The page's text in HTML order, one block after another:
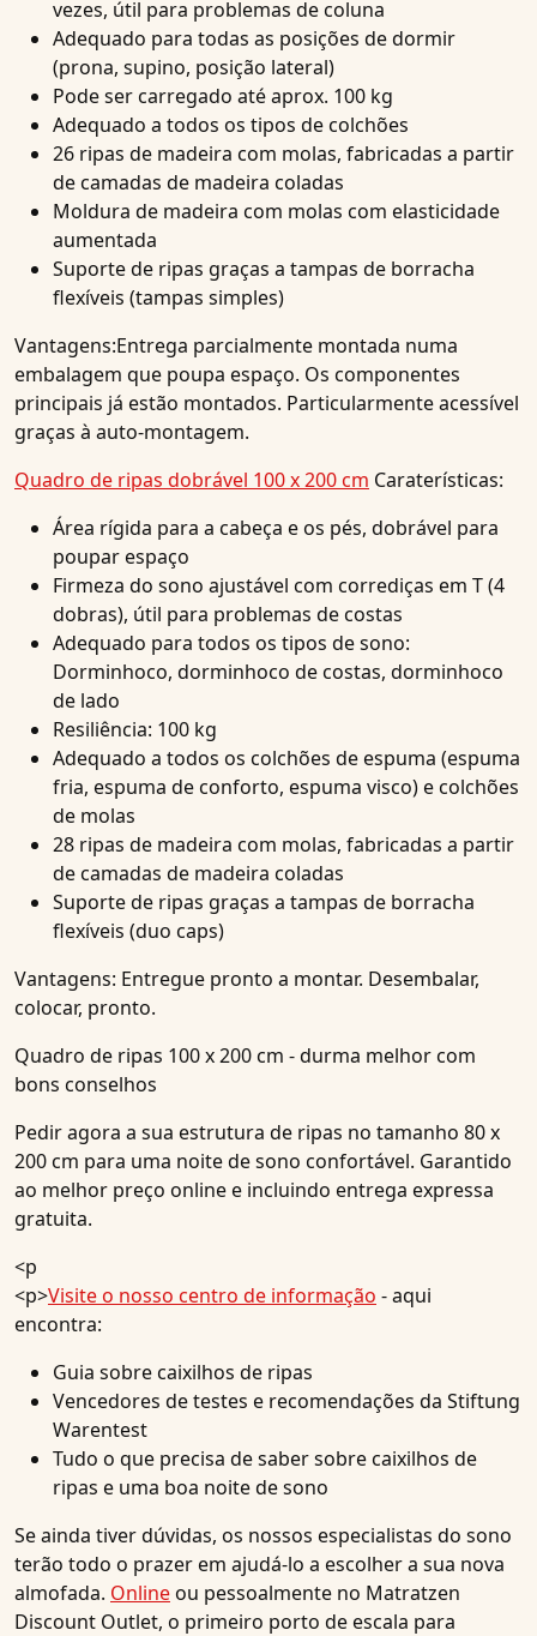
vezes, útil para problemas de coluna
Adequado para todas as posições de dormir
(prona, supino, posição lateral)
Pode ser carregado até aprox. 100 kg
Adequado a todos os tipos de colchões
26 ripas de madeira com molas, fabricadas a partir
de camadas de madeira coladas
Moldura de madeira com molas com elasticidade
aumentada
Suporte de ripas graças a tampas de borracha
flexíveis (tampas simples)
Vantagens:Entrega parcialmente montada numa
embalagem que poupa espaço. Os componentes
principais já estão montados. Particularmente acessível
graças à auto-montagem.
Quadro de ripas dobrável 100 x 200 cm Caraterísticas:
Área rígida para a cabeça e os pés, dobrável para
poupar espaço
Firmeza do sono ajustável com corrediças em T (4
dobras), útil para problemas de costas
Adequado para todos os tipos de sono:
Dorminhoco, dorminhoco de costas, dorminhoco
de lado
Resiliência: 100 kg
Adequado a todos os colchões de espuma (espuma
fria, espuma de conforto, espuma visco) e colchões
de molas
28 ripas de madeira com molas, fabricadas a partir
de camadas de madeira coladas
Suporte de ripas graças a tampas de borracha
flexíveis (duo caps)
Vantagens: Entregue pronto a montar. Desembalar,
colocar, pronto.
Quadro de ripas 100 x 200 cm - durma melhor com
bons conselhos
Pedir agora a sua estrutura de ripas no tamanho 80 x
200 cm para uma noite de sono confortável. Garantido
ao melhor preço online e incluindo entrega expressa
gratuita.
<p
<p>Visite o nosso centro de informação - aqui
encontra:
Guia sobre caixilhos de ripas
Vencedores de testes e recomendações da Stiftung
Warentest
Tudo o que precisa de saber sobre caixilhos de
ripas e uma boa noite de sono
Se ainda tiver dúvidas, os nossos especialistas do sono
terão todo o prazer em ajudá-lo a escolher a sua nova
almofada. Onlineou pessoalmente no Matratzen
Discount Outlet, o primeiro porto de escala para